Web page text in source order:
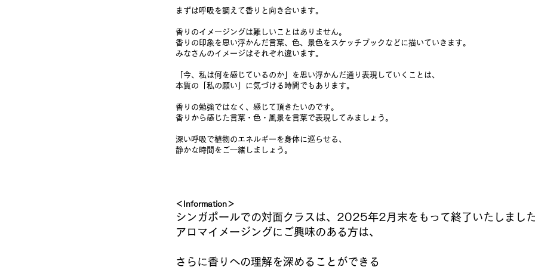
まずは呼吸を調えて香りと向き合います。
香りのイメージングは難しいことはありません。
香りの印象を思い浮かんだ言葉、色、景色をスケッチブックなどに描いていきます。
みなさんのイメージはそれぞれ違います。
「今、私は何を感じているのか」を思い浮かんだ通り表現していくことは、
本質の「私の願い」に気づける時間でもあります。
香りの勉強ではなく、感じて頂きたいのです。
香りから感じた言葉・色・風景を言葉で表現してみましょう。
深い呼吸で植物のエネルギーを身体に巡らせる、
静かな時間を ご一緒しましょう。
＜Information＞
シンガポールでの対面クラスは、2025年2月末をもって終了いたしまし
アロマイメージングにご興味のある方は、
さらに香りへの理解を深めることができる